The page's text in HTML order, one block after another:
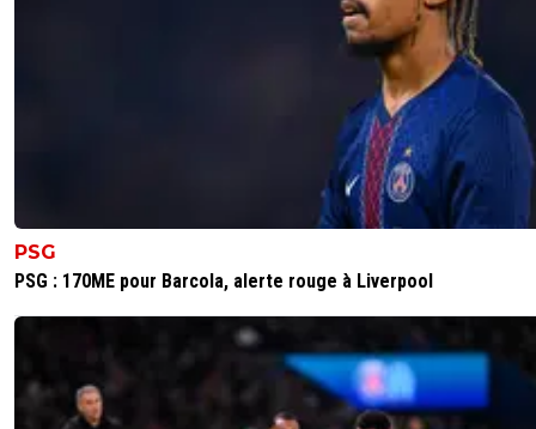
PSG
PSG : 170ME pour Barcola, alerte rouge à Liverpool